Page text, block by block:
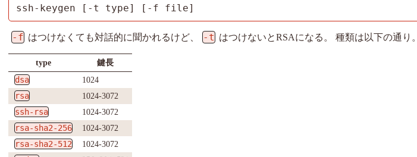
ssh-keygen [-t type] [-f file]
-f はつけなくても対話的に聞かれるけど、 -t はつけないとRSAになる。 種類は以下の通り。
type
鍵長
dsa
1024
rsa
1024-3072
ssh-rsa
1024-3072
rsa-sha2-256
1024-3072
rsa-sha2-512
1024-3072